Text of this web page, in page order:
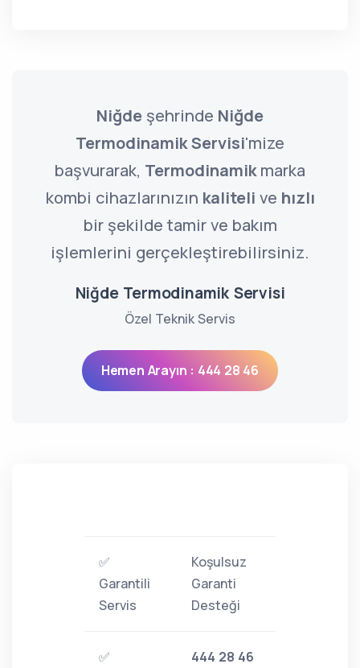
Niğde şehrinde Niğde
Termodinamik Servisi'mize
başvurarak, Termodinamikmarka
kombi cihazlarınızın kaliteli ve hızlı
bir şekilde tamir ve bakım
işlemlerini gerçekleştirebilirsiniz.
Niğde Termodinamik Servisi
Özel Teknik Servis
Hemen Arayın : 444 28 46
✅
Garantili
Servis
Koşulsuz
Garanti
Desteği
✅
444 28 46